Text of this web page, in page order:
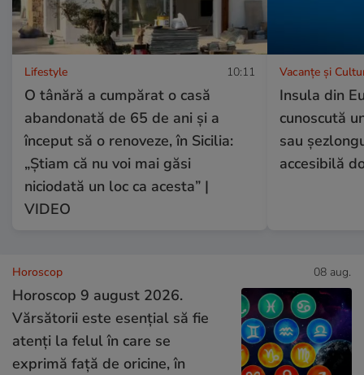
Lifestyle 10:11
O tânără a cumpărat o casă
abandonată de 65 de ani și a
început să o renoveze, în Sicilia:
„Știam că nu voi mai găsi
niciodată un loc ca acesta” |
VIDEO
Vacanțe și
Insula din
cunoscută
sau
accesibilă
Horoscop 08 aug.
Horoscop 9 august 2026.
Vărsătorii este esențial să fie
atenți la felul în care se
exprimă față de oricine, în